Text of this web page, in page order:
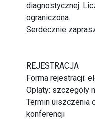
diagnostycznej.
ograniczona.
Serdecznie
REJESTRACJA
Forma rejestracji:
Opłaty: szczegóły
Termin uiszczenia
konferencji